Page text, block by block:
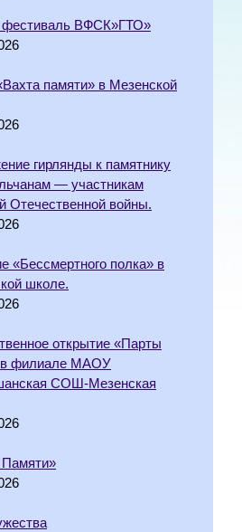
фестиваль ВФСК»ГТО»
памяти» в Мезенской
гирлянды к памятнику
— участникам
Отечественной войны.
«Бессмертного полка» в
школе.
открытие «Парты
в филиале МАОУ
СОШ-Мезенская